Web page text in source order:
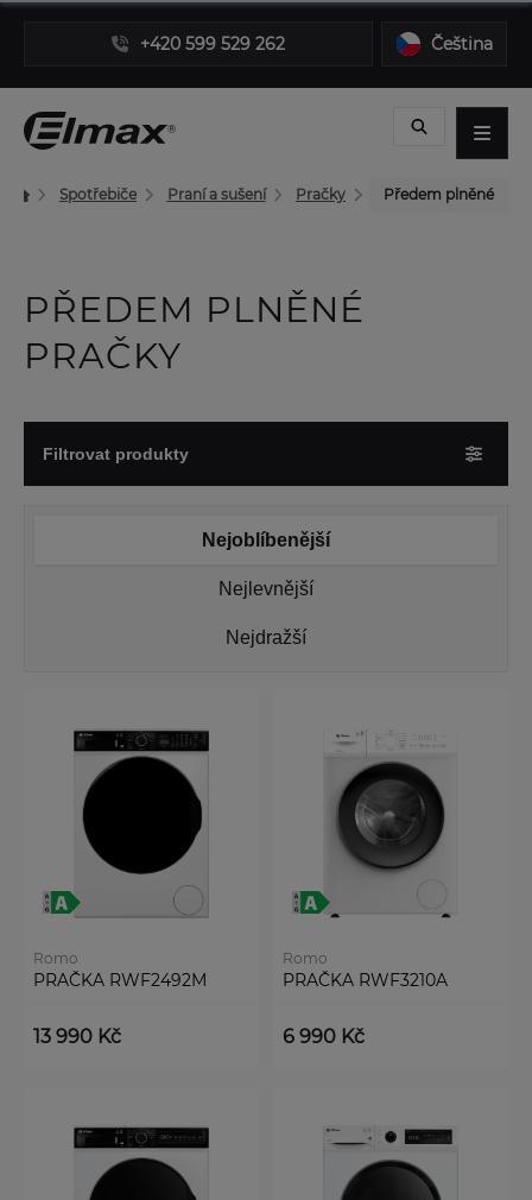
+420 599 529 262 Čeština
Spotřebiče Praní a sušení Pračky Předem plněné
PŘEDEM PLNĚNÉ
PRAČKY
Filtrovat produkty
Nejoblíbenější
Nejlevnější
Nejdražší
Romo
PRAČKA RWF2492M
13 990 Kč
Romo
PRAČKA RWF3210A
6 990 Kč